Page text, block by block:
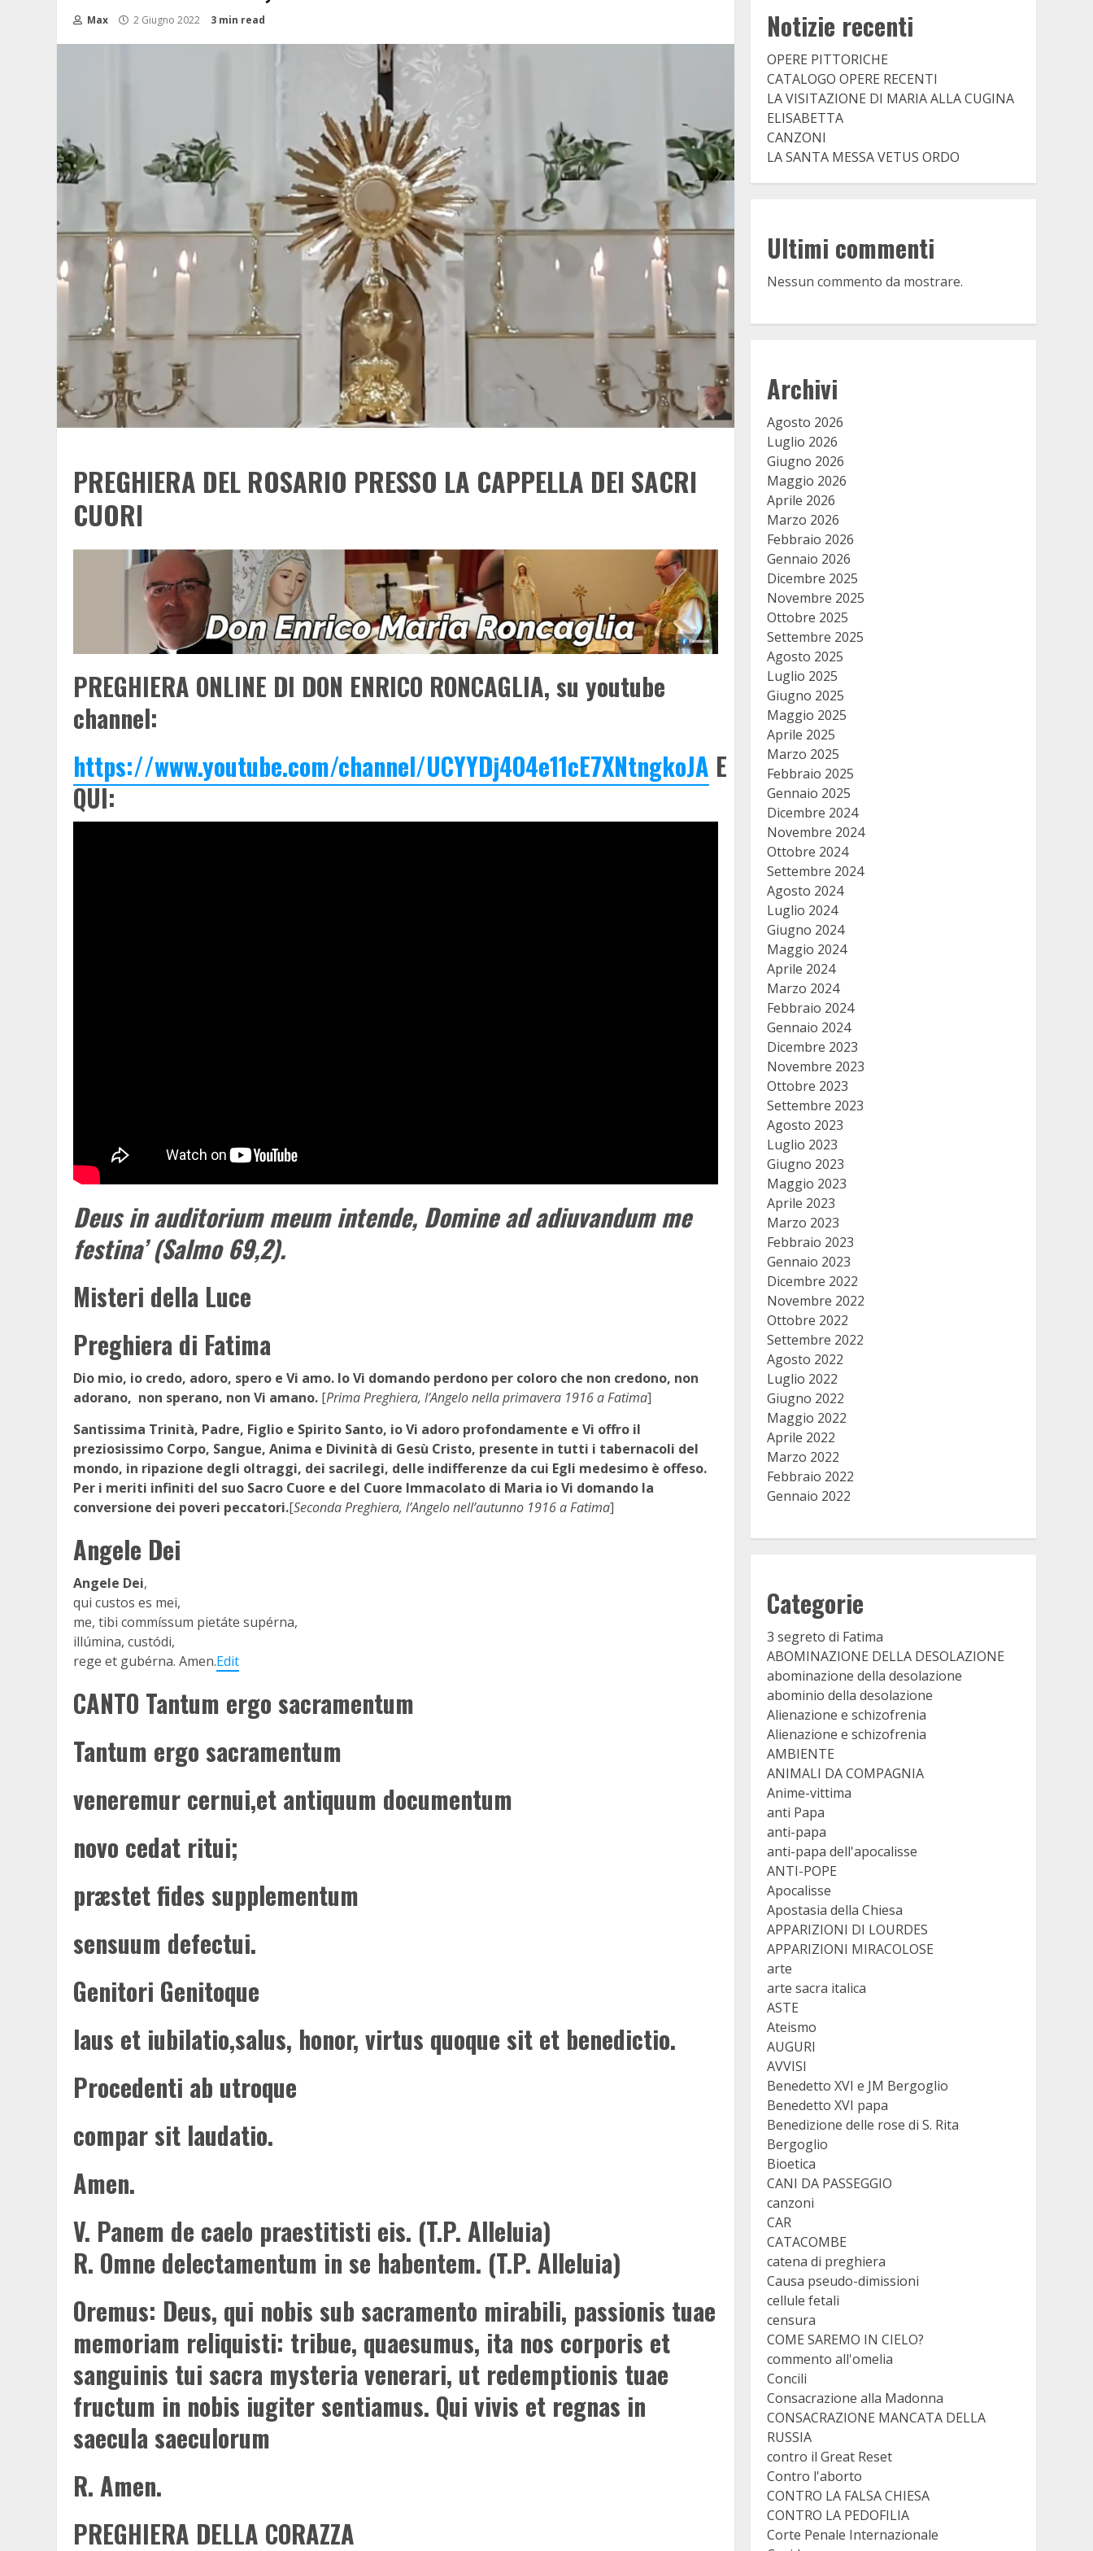
Max 2 Giugno 2022 3 min read
PREGHIERA DEL ROSARIO PRESSO LA CAPPELLA DEI SACRI
CUORI
PREGHIERA ONLINE DI DON ENRICO RONCAGLIA, su youtube
channel:
https://www.youtube.com/channel/UCYYDj4O4e11cE7XNtngkoJA E
QUI:
Deus in auditorium meum intende, Domine ad adiuvandum me
festina’ (Salmo 69,2).
Misteri della Luce
Preghiera di Fatima
Dio mio, io credo, adoro, spero e Vi amo. Io Vi domando perdono per coloro che non credono, non
adorano, non sperano, non Vi amano. [Prima Preghiera, l’Angelo nella primavera 1916 a Fatima]
Santissima Trinità, Padre, Figlio e Spirito Santo, io Vi adoro profondamente e Vi offro il
preziosissimo Corpo, Sangue, Anima e Divinità di Gesù Cristo, presente in tutti i tabernacoli del
mondo, in ripazione degli oltraggi, dei sacrilegi, delle indifferenze da cui Egli medesimo è offeso.
Per i meriti infiniti del suo Sacro Cuore e del Cuore Immacolato di Maria io Vi domando la
conversione dei poveri peccatori.[Seconda Preghiera, l’Angelo nell’autunno 1916 a Fatima]
Angele Dei
Angele Dei,
qui custos es mei,
me, tibi commíssum pietáte supérna,
illúmina, custódi,
rege et gubérna. Amen.Edit
CANTO Tantum ergo sacramentum
Tantum ergo sacramentum
veneremur cernui,et antiquum documentum
novo cedat ritui;
præstet fides supplementum
sensuum defectui.
Genitori Genitoque
laus et iubilatio,salus, honor, virtus quoque sit et benedictio.
Procedenti ab utroque
compar sit laudatio.
Amen.
V. Panem de caelo praestitisti eis. (T.P. Alleluia)
R. Omne delectamentum in se habentem. (T.P. Alleluia)
Oremus: Deus, qui nobis sub sacramento mirabili, passionis tuae
memoriam reliquisti: tribue, quaesumus, ita nos corporis et
sanguinis tui sacra mysteria venerari, ut redemptionis tuae
fructum in nobis iugiter sentiamus. Qui vivis et regnas in
saecula saeculorum
R. Amen.
PREGHIERA DELLA CORAZZA
Notizie recenti
OPERE PITTORICHE
CATALOGO OPERE RECENTI
LA VISITAZIONE DI MARIA ALLA CUGINA
ELISABETTA
CANZONI
LA SANTA MESSA VETUS ORDO
Ultimi commenti
Nessun commento da mostrare.
Archivi
Agosto 2026
Luglio 2026
Giugno 2026
Maggio 2026
Aprile 2026
Marzo 2026
Febbraio 2026
Gennaio 2026
Dicembre 2025
Novembre 2025
Ottobre 2025
Settembre 2025
Agosto 2025
Luglio 2025
Giugno 2025
Maggio 2025
Aprile 2025
Marzo 2025
Febbraio 2025
Gennaio 2025
Dicembre 2024
Novembre 2024
Ottobre 2024
Settembre 2024
Agosto 2024
Luglio 2024
Giugno 2024
Maggio 2024
Aprile 2024
Marzo 2024
Febbraio 2024
Gennaio 2024
Dicembre 2023
Novembre 2023
Ottobre 2023
Settembre 2023
Agosto 2023
Luglio 2023
Giugno 2023
Maggio 2023
Aprile 2023
Marzo 2023
Febbraio 2023
Gennaio 2023
Dicembre 2022
Novembre 2022
Ottobre 2022
Settembre 2022
Agosto 2022
Luglio 2022
Giugno 2022
Maggio 2022
Aprile 2022
Marzo 2022
Febbraio 2022
Gennaio 2022
Categorie
3 segreto di Fatima
ABOMINAZIONE DELLA DESOLAZIONE
abominazione della desolazione
abominio della desolazione
Alienazione e schizofrenia
Alienazione e schizofrenia
AMBIENTE
ANIMALI DA COMPAGNIA
Anime-vittima
anti Papa
anti-papa
anti-papa dell'apocalisse
ANTI-POPE
Apocalisse
Apostasia della Chiesa
APPARIZIONI DI LOURDES
APPARIZIONI MIRACOLOSE
arte
arte sacra italica
ASTE
Ateismo
AUGURI
AVVISI
Benedetto XVI e JM Bergoglio
Benedetto XVI papa
Benedizione delle rose di S. Rita
Bergoglio
Bioetica
CANI DA PASSEGGIO
canzoni
CAR
CATACOMBE
catena di preghiera
Causa pseudo-dimissioni
cellule fetali
censura
COME SAREMO IN CIELO?
commento all'omelia
Concili
Consacrazione alla Madonna
CONSACRAZIONE MANCATA DELLA
RUSSIA
contro il Great Reset
Contro l'aborto
CONTRO LA FALSA CHIESA
CONTRO LA PEDOFILIA
Corte Penale Internazionale